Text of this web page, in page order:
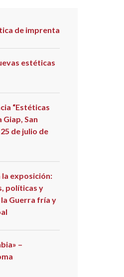
de imprenta
estéticas
“Estéticas
Giap, San
de julio de
la exposición:
políticas y
Guerra fría y
–